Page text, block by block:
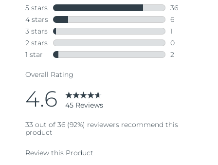
Same
page
link.